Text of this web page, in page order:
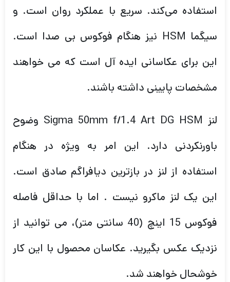
استفاده می‌کند. سریع با عملکرد روان است. و
سیگما HSM نیز هنگام فوکوس بی صدا است.
این برای عکاسانی ایده آل است که می خواهند
مشخصات پایینی داشته باشند.
لنز Sigma 50mm f/1.4 Art DG HSM وضوح
باورنکردنی دارد. این امر به ویژه در هنگام
استفاده از لنز در بازترین دیافراگم صادق است.
این یک لنز ماکرو نیست . اما با حداقل فاصله
فوکوس 15 اینچ (40 سانتی متر)، می توانید از
نزدیک عکس بگیرید. عکاسان محصول با این کار
خوشحال خواهند شد.